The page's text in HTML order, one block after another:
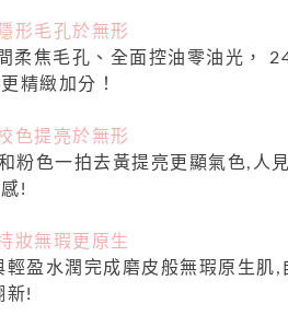
形毛孔於無形
柔焦毛孔、全面控油零油光，
精緻加分！
色提亮於無形
粉色一拍去黃提亮更顯氣色,人
!
妝無瑕更原生
盈水潤完成磨皮般無瑕原生肌,
新!